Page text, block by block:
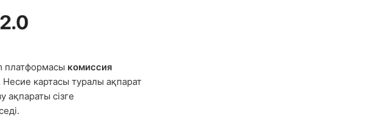
платформасы комиссия
Несие картасы туралы ақпарат
ақпараты сізге